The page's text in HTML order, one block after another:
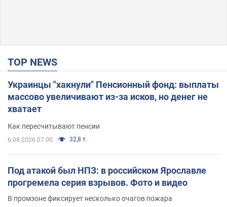
TOP NEWS
Украинцы "хакнули" Пенсионный фонд: выплаты
массово увеличивают из-за исков, но денег не
хватает
Как пересчитывают пенсии
6.08.2026 07:00 32,8 т.
Под атакой был НПЗ: в российском Ярославле
прогремела серия взрывов. Фото и видео
В промзоне фиксирует несколько очагов пожара